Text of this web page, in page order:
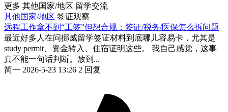
更多 其他国家/地区 留学交流
其他国家/地区 签证观察
远程工作拿不到“工签”但想合规：签证/税务/医保怎么拆问题
最近好多人在问挪威留学签证材料到底哪儿容易卡，尤其是
study permit、资金转入、住宿证明这些。 我自己感觉，这事
真不能一句话判断。放到...
简一 2026-5-23 13:26 2 回复